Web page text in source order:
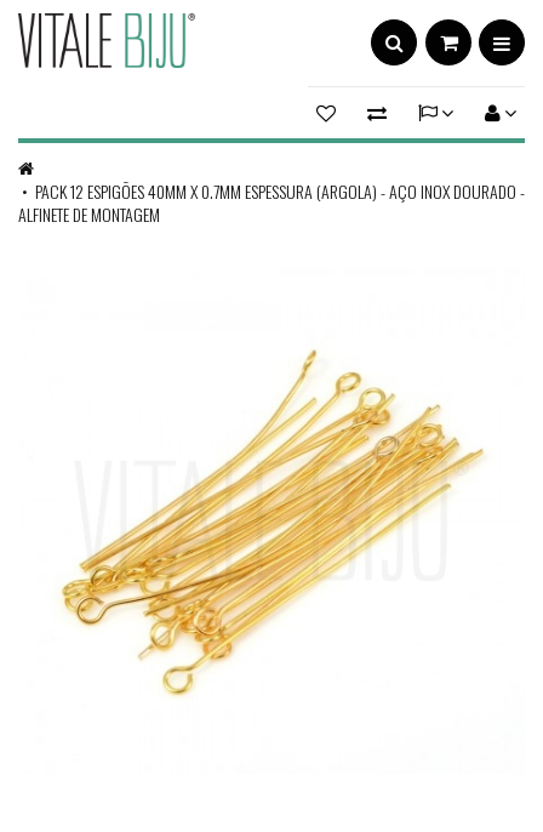
PACK 12 ESPIGÕES 40MM X 0.7MM ESPESSURA (ARGOLA) - AÇO INOX DOURADO -
ALFINETE DE MONTAGEM